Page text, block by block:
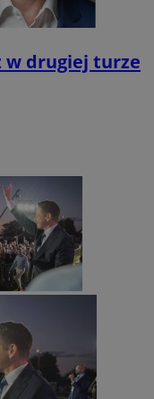
w drugiej turze